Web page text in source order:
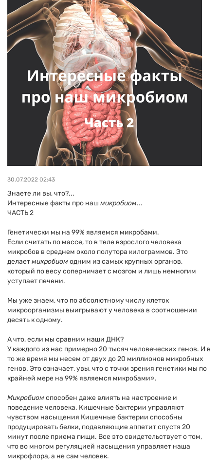
30.07.2022 02:43
Знаете ли вы, что?...
Интересные факты про наш микробиом...
ЧАСТЬ 2
Генетически мы на 99% являемся микробами.
Если считать по массе, то в теле взрослого человека
микробов в среднем около полутора килограммов. Это
делаетмикробиом одним из самых крупных органов,
который по весу соперничает с мозгом и лишь немногим
уступает печени.
Мы уже знаем, что по абсолютному числу клеток
микроорганизмы выигрывают у человека в соотношении
десять к одному.
А что, если мы сравним наши ДНК?
У каждого из нас примерно 20 тысяч человеческих генов. И в
то же время мы несем от двух до 20 миллионов микробных
генов. Это означает, увы, что с точки зрения генетики мы по
крайней мере на 99% являемся микробами».
Микробиом способен даже влиять на настроение и
поведение человека. Кишечные бактерии управляют
чувством насыщения Кишечные бактерии способны
продуцировать белки, подавляющие аппетит спустя 20
минут после приема пищи. Все это свидетельствует о том,
что во многом регуляцией насыщения управляет наша
микрофлора, а не сам человек.